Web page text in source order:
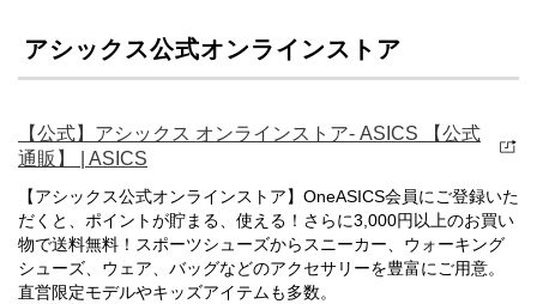
アシックス公式オンラインストア
【公式】アシックス オンラインストア- ASICS 【公式
通販】 | ASICS
【アシックス公式オンラインストア】OneASICS会員にご登録いた
だくと、ポイントが貯まる、使える！さらに3,000円以上のお買い
物で送料無料！スポーツシューズからスニーカー、ウォーキング
シューズ、ウェア、バッグなどのアクセサリーを豊富にご用意。
直営限定モデルやキッズアイテムも多数。